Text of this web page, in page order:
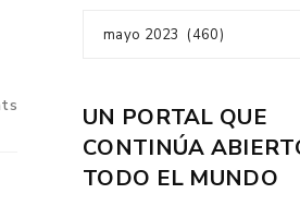
mayo 2023 (460)
UN PORTAL QUE
CONTINÚA
TODO EL MUNDO